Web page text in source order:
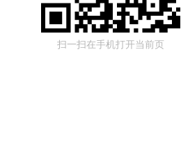
扫一扫在手机打开当前页